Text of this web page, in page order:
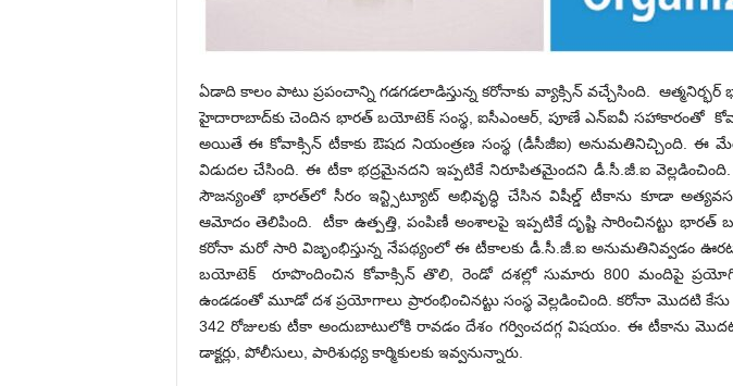
ఏడాది కాలం పాటు ప్ర‌పంచాన్ని గ‌డ‌గ‌డ‌లాడిస్తున్న క‌రోనాకు వ్యాక్సిన్ వ‌చ్చేసింది.
హైదారాబాద్‌కు చెందిన భార‌త్ బయోటెక్ సంస్థ, ఐసీఎంఆర్‌, పూణే ఎన్ఐవీ స‌హాకారంతో
అయితే ఈ కోవాక్సిన్ టీకాకు ఔష‌ద నియంత్ర‌ణ సంస్థ (డీసీజీఐ) అనుమ‌తినిచ్చింది. ఈ
విడుద‌ల చేసింది. ఈ టీకా భ‌ద్ర‌మైన‌ద‌ని ఇప్ప‌టికే నిరూపిత‌మైంద‌ని డీ.సీ.జీ.ఐ వెల్ల‌డించింది.
సౌజ‌న్యంతో భార‌త్‌లో సీరం ఇన్ట్సిట్యూట్ అభివృద్ధి చేసిన విషీల్డ్ టీకాను కూడా
ఆమోదం తెలిపింది. టీకా ఉత్ప‌త్తి, పంపిణీ అంశాల‌పై ఇప్ప‌టికే దృష్టి సారించిన‌ట్టు భార‌త్
క‌రోనా మ‌రో సారి విజృంభిస్తున్న నేప‌థ్యంలో ఈ టీకాల‌కు డీ.సీ.జీ.ఐ అనుమ‌తినివ్వ‌డం
బ‌యోటెక్ రూపొందించిన కోవాక్సిన్ తొలి, రెండో ద‌శ‌ల్లో సుమారు 800 మందిపై
ఉండ‌డంతో మూడో ద‌శ ప్ర‌యోగాలు ప్రారంభించిన‌ట్టు సంస్థ‌ వెల్ల‌డించింది. క‌రోనా మొద‌టి
342 రోజుల‌కు టీకా అందుబాటులోకి రావ‌డం దేశం గ‌ర్వించ‌ద‌గ్గ విష‌యం. ఈ టీకాను
డాక్ట‌ర్లు, పోలీసులు, పారిశుధ్య కార్మికుల‌కు ఇవ్వ‌నున్నారు.